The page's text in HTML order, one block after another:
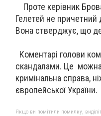
Проте керівник
Гелетей не
Вона стверджує, що
Коментарі голови
скандалами. Це можна
кримінальна справа,
європейської України.
Якщо ви помітили помилку,